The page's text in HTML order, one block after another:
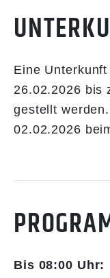
Eine
26.02.2026 bis
gestellt
02.02.2026
Bis 08:00